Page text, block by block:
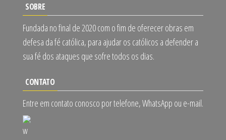
SOBRE
Fundada no final de 2020 com o fim de oferecer obras em
defesa da fé católica, para ajudar os católicos a defender a
sua fé dos ataques que sofre todos os dias.
CONTATO
Entre em contato conosco por telefone, WhatsApp ou e-mail.